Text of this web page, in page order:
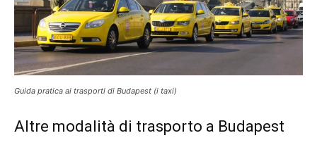
Guida pratica ai trasporti di Budapest (i taxi)
Altre modalità di trasporto a Budapest